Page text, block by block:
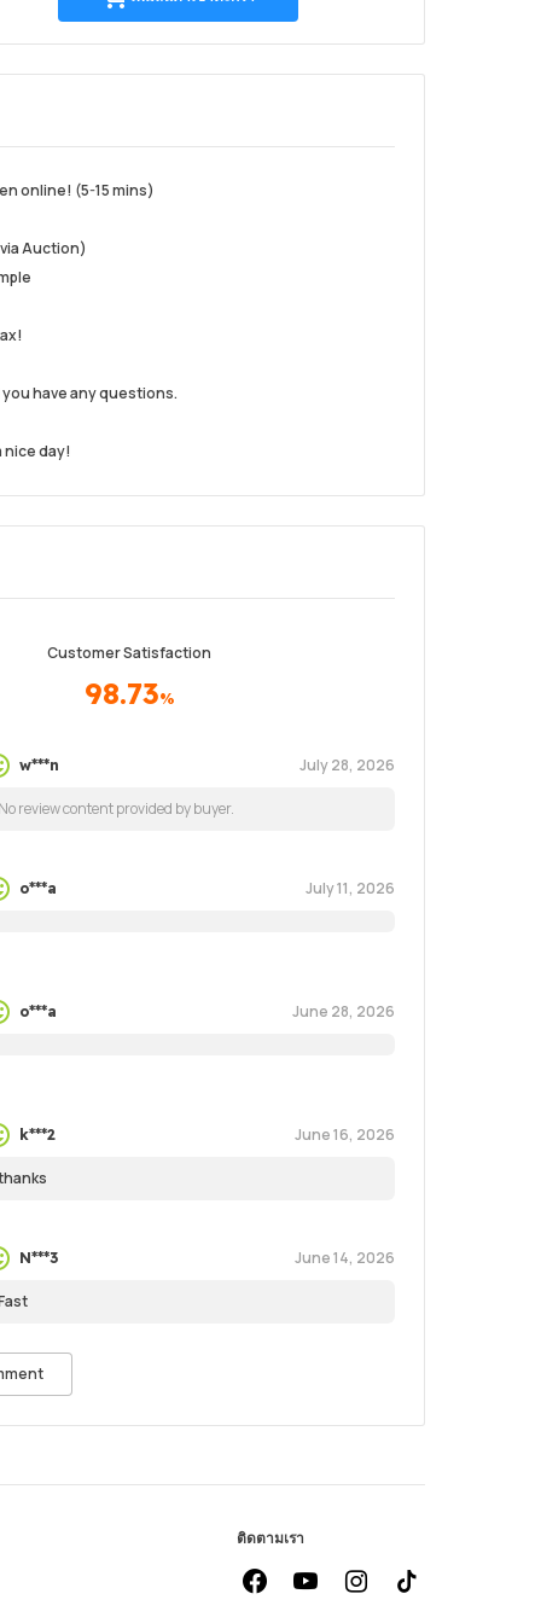
เข้า
ตะกร้า
online! (5-15 mins)
Auction)
have any questions.
nice day!
Customer Satisfaction
98.73%
w***n July 28, 2026
No review content provided by buyer.
o***a July 11, 2026
o***a June 28, 2026
k***2 June 16, 2026
N***3 June 14, 2026
ติดตามเรา